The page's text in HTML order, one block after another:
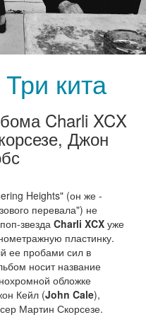
Три кита
Charli XCX
Джон
Heights" (он же -
перевала") не
звезда Charli XCX уже
пластинку.
ее пробами сил в
носит название
обложке
Кейл (John Cale),
Мартин Скорсезе.